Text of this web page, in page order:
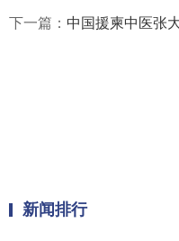
下一篇： 中国援柬中医张大
新闻排行